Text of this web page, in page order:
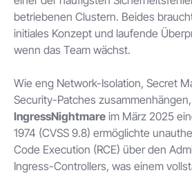
betriebenen Clustern. Beides
initiales Konzept und laufende
wenn das Team wächst.
Wie eng Network-Isolation, Secret
Security-Patches
IngressNightmare im März 2025
1974 (CVSS 9.8) ermöglichte
Code Execution (RCE) über den
Ingress-Controllers, was einem